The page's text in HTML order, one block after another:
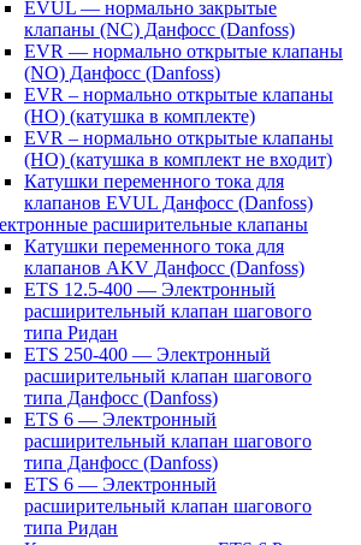
EVUL — нормально закрытые
клапаны (NC) Данфосс (Danfoss)
EVR — нормально открытые клапаны
(NO) Данфосс (Danfoss)
EVR – нормально открытые клапаны
(НО) (катушка в комплекте)
EVR – нормально открытые клапаны
(НО) (катушка в комплект не входит)
Катушки переменного тока для
клапанов EVUL Данфосс (Danfoss)
расширительные клапаны
Катушки переменного тока для
клапанов AKV Данфосс (Danfoss)
ETS 12.5-400 — Электронный
расширительный клапан шагового
типа Ридан
ETS 250-400 — Электронный
расширительный клапан шагового
типа Данфосс (Danfoss)
ETS 6 — Электронный
расширительный клапан шагового
типа Данфосс (Danfoss)
ETS 6 — Электронный
расширительный клапан шагового
типа Ридан